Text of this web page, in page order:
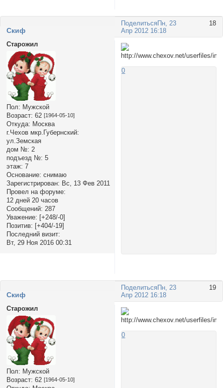
Поделиться 18
Пн, 23
Апр 2012 16:18
Cкиф
Старожил
Пол: Мужской
Возраст: 62 [1964-05-10]
Откуда: Москва
г.Чехов мкр.Губернский:
ул.Земская
дом №: 2
подъезд №: 5
этаж: 7
Основание: снимаю
Зарегистрирован: Вс, 13 Фев 2011
Провел на форуме:
12 дней 20 часов
Сообщений: 287
Уважение: [+248/-0]
Позитив: [+404/-19]
Последний визит:
Вт, 29 Ноя 2016 00:31
0
Поделиться 19
Пн, 23
Апр 2012 16:18
Cкиф
Старожил
Пол: Мужской
Возраст: 62 [1964-05-10]
0